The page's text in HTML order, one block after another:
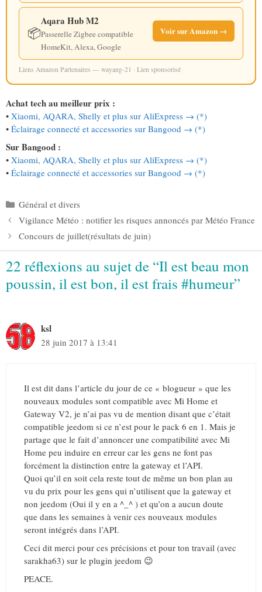
📦
Aqara Hub M2
Passerelle Zigbee compatible
HomeKit, Alexa, Google
Voir sur Amazon →
Liens Amazon Partenaires — wayang-21 · Lien sponsorisé
Achat tech au meilleur prix :
• Xiaomi, AQARA, Shelly et plus sur AliExpress → (*)
• Éclairage connecté et accessories sur Bangood → (*)
Sur Bangood :
• Xiaomi, AQARA, Shelly et plus sur AliExpress → (*)
• Éclairage connecté et accessories sur Bangood → (*)
Catégories
Général et divers
Vigilance Météo : notifier les risques annoncés par Météo France
Concours de juillet(résultats de juin)
22 réflexions au sujet de “Il est beau mon
poussin, il est bon, il est frais #humeur”
ksl
28 juin 2017 à 13:41
Il est dit dans l’article du jour de ce « blogueur » que les
nouveaux modules sont compatible avec Mi Home et
Gateway V2, je n’ai pas vu de mention disant que c’était
compatible jeedom si ce n’est pour le pack 6 en 1. Mais je
partage que le fait d’annoncer une compatibilité avec Mi
Home peu induire en erreur car les gens ne font pas
forcément la distinction entre la gateway et l’API.
Quoi qu’il en soit cela reste tout de même un bon plan au
vu du prix pour les gens qui n’utilisent que la gateway et
non jeedom (Oui il y en a ^_^ ) et qu’on a aucun doute
que dans les semaines à venir ces nouveaux modules
seront intégrés dans l’API.
Ceci dit merci pour ces précisions et pour ton travail (avec
sarakha63) sur le plugin jeedom 😉
PEACE.